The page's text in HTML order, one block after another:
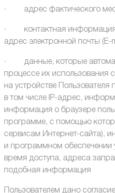
· адрес фактического
· контактная информация,
адрес электронной почты (E-
· данные, которые
процессе их использования
на устройстве
в том числе IP-адрес,
информация о браузере
программе, с помощью
сервисам Интернет-сайта),
и программном обеспечении
время доступа, адреса
подобная информация
Пользователем дано